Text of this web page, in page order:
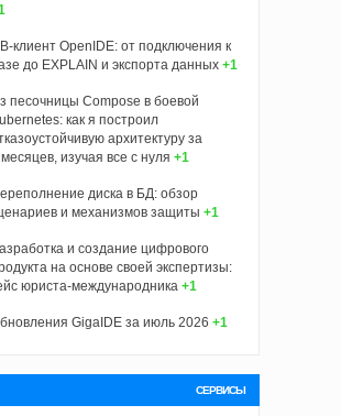
клиент OpenIDE: от подключения к
до EXPLAIN и экспорта данных +1
песочницы Compose в боевой
как я построил
архитектуру за
изучая все с нуля +1
диска в БД: обзор
и механизмов защиты +1
и создание цифрового
на основе своей экспертизы:
юриста-международника +1
GigaIDE за июль 2026 +1
СЕРВИСЫ